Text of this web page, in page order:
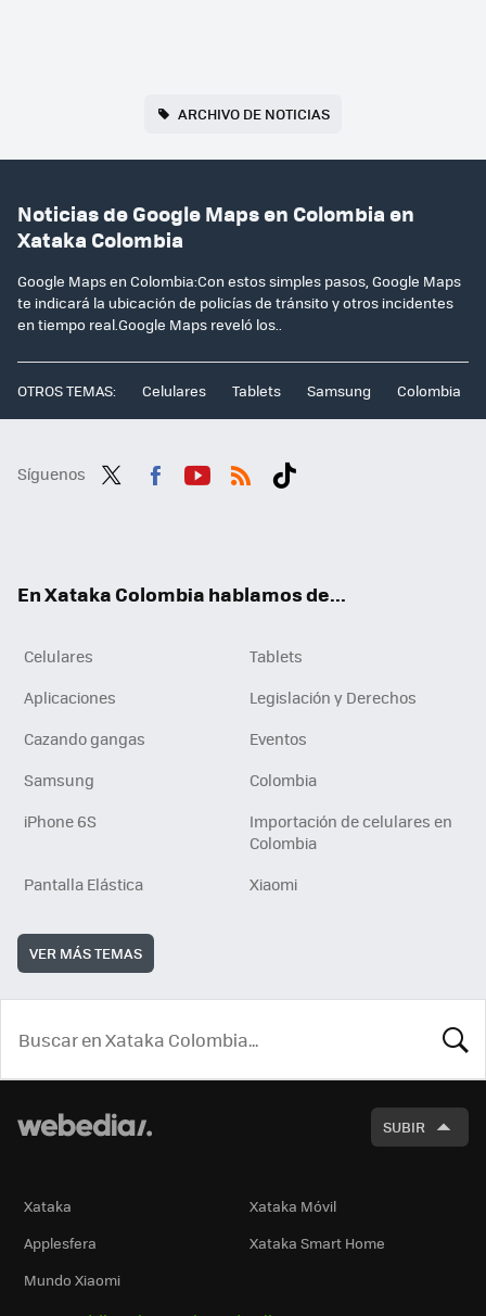
ARCHIVO DE NOTICIAS
Noticias de Google Maps en Colombia en
Xataka Colombia
Google Maps en Colombia:Con estos simples pasos, Google Maps
te indicará la ubicación de policías de tránsito y otros incidentes
en tiempo real.Google Maps reveló los..
OTROS TEMAS: Celulares Tablets Samsung Colombia
Síguenos
En Xataka Colombia hablamos de...
Celulares
Tablets
Aplicaciones
Legislación y Derechos
Cazando gangas
Eventos
Samsung
Colombia
iPhone 6S
Importación de celulares en
Colombia
Pantalla Elástica
Xiaomi
VER MÁS TEMAS
SUBIR
Xataka
Xataka Móvil
Applesfera
Xataka Smart Home
Mundo Xiaomi